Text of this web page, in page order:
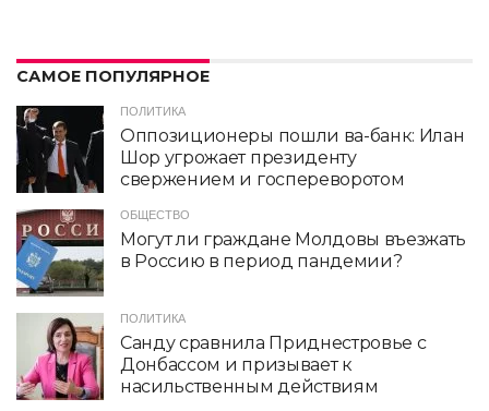
САМОЕ ПОПУЛЯРНОЕ
ПОЛИТИКА
Оппозиционеры пошли ва-банк: Илан
Шор угрожает президенту
свержением и госпереворотом
ОБЩЕСТВО
Могут ли граждане Молдовы въезжать
в Россию в период пандемии?
ПОЛИТИКА
Санду сравнила Приднестровье с
Донбассом и призывает к
насильственным действиям